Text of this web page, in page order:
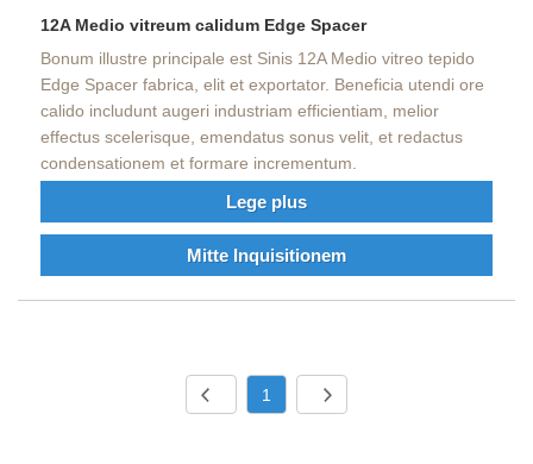
12A Medio vitreum calidum Edge Spacer
Bonum illustre principale est Sinis 12A Medio vitreo tepido
Edge Spacer fabrica, elit et exportator. Beneficia utendi ore
calido includunt augeri industriam efficientiam, melior
effectus scelerisque, emendatus sonus velit, et redactus
condensationem et formare incrementum.
Lege plus
Mitte Inquisitionem
1